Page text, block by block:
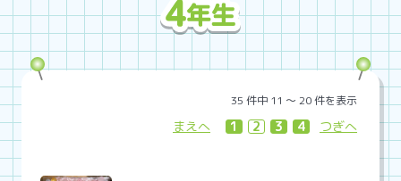
35 件中 11 〜 20 件を表示
まえへ 1 2 3 4 つぎへ